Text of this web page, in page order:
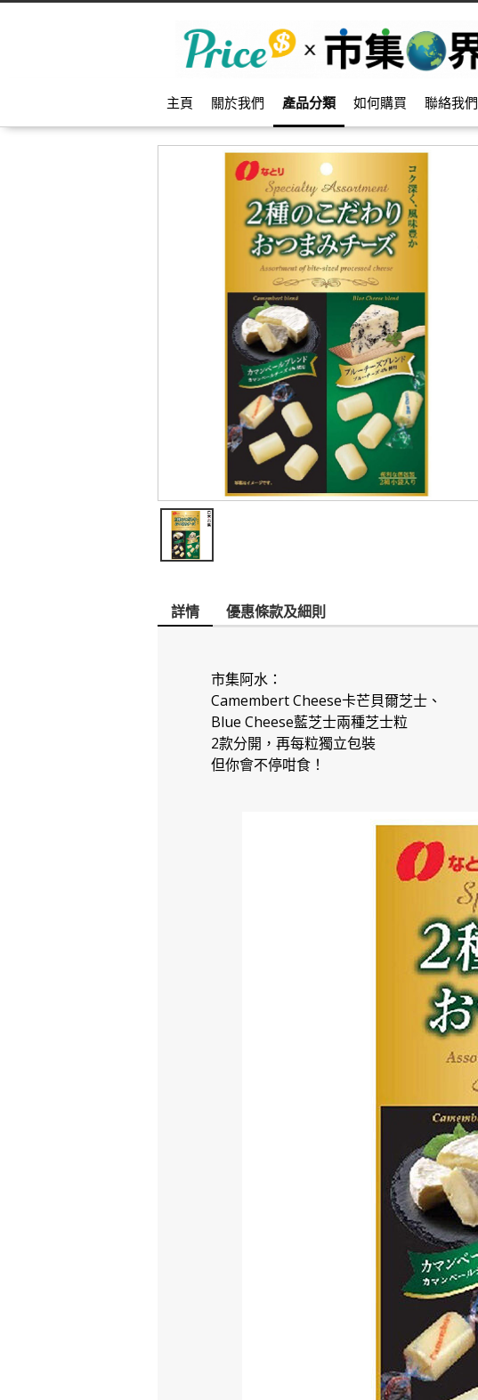
主頁 關於我們 產品分類 如何購買 聯絡我們
詳情 優惠條款及細則
市集阿水：
Camembert Cheese卡芒貝爾芝士、
Blue Cheese藍芝士兩種芝士粒
2款分開，再每粒獨立包裝
但你會不停咁食！